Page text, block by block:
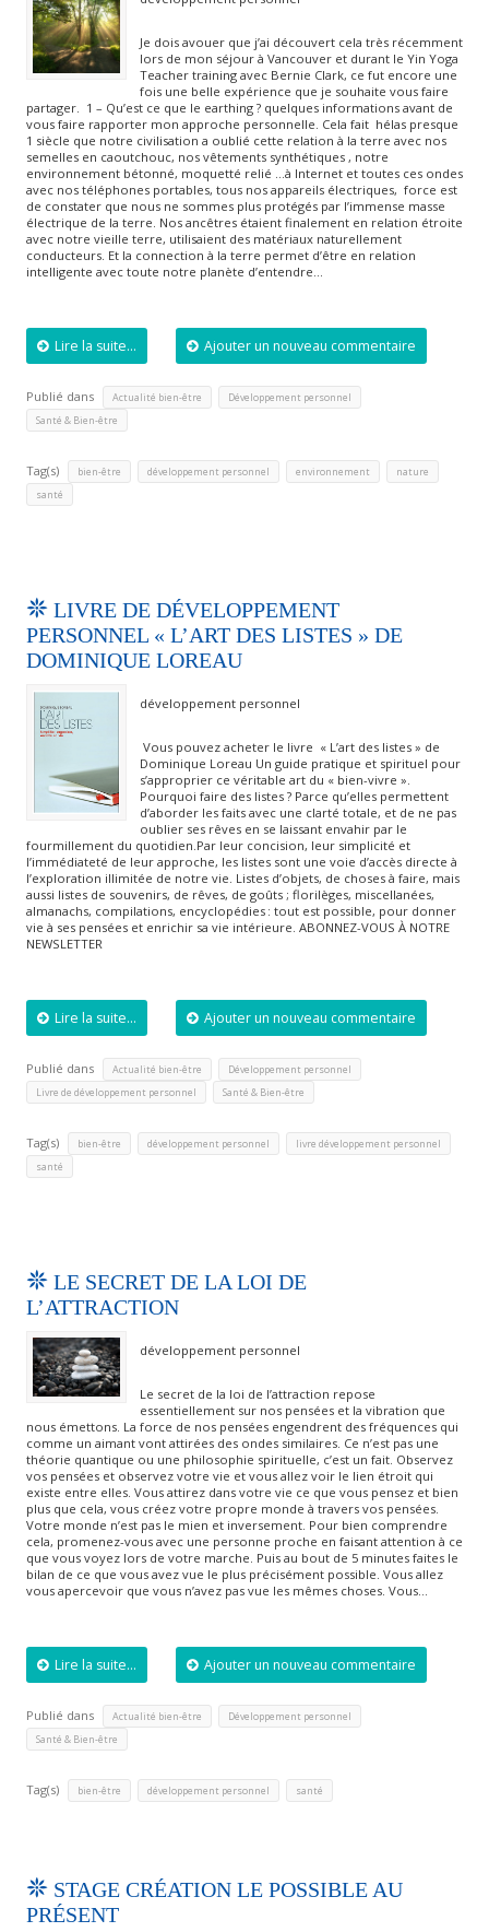
Je dois avouer que j’ai découvert cela très récemment
lors de mon séjour à Vancouver et durant le Yin Yoga
Teacher training avec Bernie Clark, ce fut encore une
fois une belle expérience que je souhaite vous faire
partager. 1 – Qu’est ce que le earthing ? quelques informations avant de
vous faire rapporter mon approche personnelle. Cela fait hélas presque
1 siècle que notre civilisation a oublié cette relation à la terre avec nos
semelles en caoutchouc, nos vêtements synthétiques , notre
environnement bétonné, moquetté relié …à Internet et toutes ces ondes
avec nos téléphones portables, tous nos appareils électriques, force est
de constater que nous ne sommes plus protégés par l’immense masse
électrique de la terre. Nos ancêtres étaient finalement en relation étroite
avec notre vieille terre, utilisaient des matériaux naturellement
conducteurs. Et la connection à la terre permet d’être en relation
intelligente avec toute notre planète d’entendre…
Lire la suite... Ajouter un nouveau commentaire
Publié dans Actualité bien-être Développement personnel
Santé & Bien-être
Tag(s) bien-être développement personnel environnement nature
santé
LIVRE DE DÉVELOPPEMENT
PERSONNEL « L’ART DES LISTES » DE
DOMINIQUE LOREAU
développement personnel
Vous pouvez acheter le livre « L’art des listes » de
Dominique Loreau Un guide pratique et spirituel pour
s’approprier ce véritable art du « bien-vivre ».
Pourquoi faire des listes ? Parce qu’elles permettent
d’aborder les faits avec une clarté totale, et de ne pas
oublier ses rêves en se laissant envahir par le
fourmillement du quotidien.Par leur concision, leur simplicité et
l’immédiateté de leur approche, les listes sont une voie d’accès directe à
l’exploration illimitée de notre vie. Listes d’objets, de choses à faire, mais
aussi listes de souvenirs, de rêves, de goûts ; florilèges, miscellanées,
almanachs, compilations, encyclopédies : tout est possible, pour donner
vie à ses pensées et enrichir sa vie intérieure. ABONNEZ-VOUS À NOTRE
NEWSLETTER
Lire la suite... Ajouter un nouveau commentaire
Publié dans Actualité bien-être Développement personnel
Livre de développement personnel Santé & Bien-être
Tag(s) bien-être développement personnel livre développement personnel
santé
LE SECRET DE LA LOI DE
L’ATTRACTION
développement personnel
Le secret de la loi de l’attraction repose
essentiellement sur nos pensées et la vibration que
nous émettons. La force de nos pensées engendrent des fréquences qui
comme un aimant vont attirées des ondes similaires. Ce n’est pas une
théorie quantique ou une philosophie spirituelle, c’est un fait. Observez
vos pensées et observez votre vie et vous allez voir le lien étroit qui
existe entre elles. Vous attirez dans votre vie ce que vous pensez et bien
plus que cela, vous créez votre propre monde à travers vos pensées.
Votre monde n’est pas le mien et inversement. Pour bien comprendre
cela, promenez-vous avec une personne proche en faisant attention à ce
que vous voyez lors de votre marche. Puis au bout de 5 minutes faites le
bilan de ce que vous avez vue le plus précisément possible. Vous allez
vous apercevoir que vous n’avez pas vue les mêmes choses. Vous…
Lire la suite... Ajouter un nouveau commentaire
Publié dans Actualité bien-être Développement personnel
Santé & Bien-être
Tag(s) bien-être développement personnel santé
STAGE CRÉATION LE POSSIBLE AU
PRÉSENT